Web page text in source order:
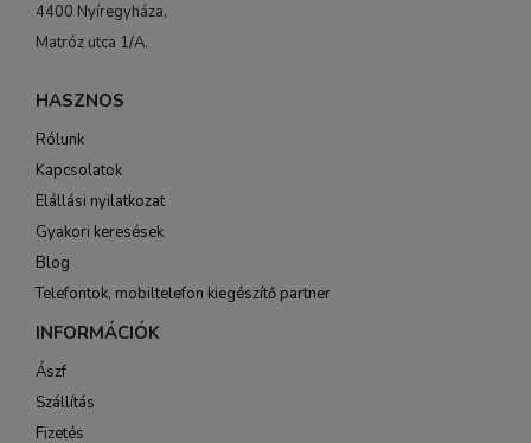
4400 Nyíregyháza,
Matróz utca 1/A.
HASZNOS
Rólunk
Kapcsolatok
Elállási nyilatkozat
Gyakori keresések
Blog
Telefontok, mobiltelefon kiegészítő partner
INFORMÁCIÓK
Ászf
Szállítás
Fizetés